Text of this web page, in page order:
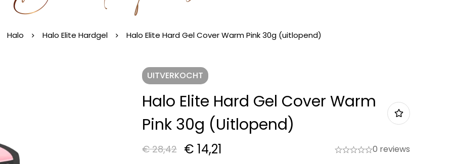
Halo Halo Elite Hardgel Halo Elite Hard Gel Cover Warm Pink 30g (uitlopend)
UITVERKOCHT
Halo Elite Hard Gel Cover Warm
Pink 30g (uitlopend)
€28,42 € 14,21 0 reviews